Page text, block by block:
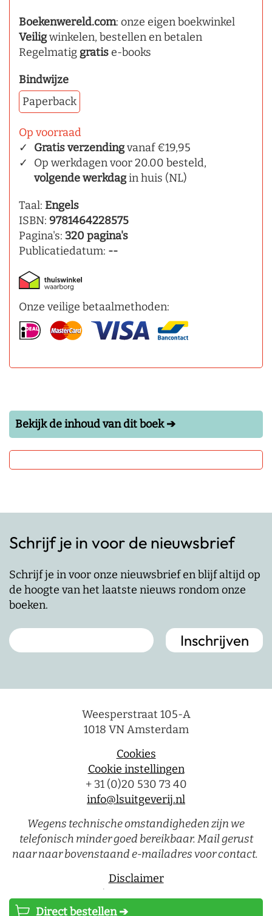
Direct bestellen ➔
Boekenwereld.com: onze eigen boekwinkel
Veiligwinkelen, bestellen en betalen
Regelmatig gratise-books
Bindwijze
Paperback
Op voorraad
Gratis verzendingvanaf €19,95
Op werkdagen voor 20.00 besteld,
volgende werkdagin huis (NL)
Taal: Engels
ISBN: 9781464228575
Pagina's: 320 pagina's
Publicatiedatum: --
Onze veilige betaalmethoden:
Bekijk de inhoud van dit boek ➔
Schrijf je in voor de nieuwsbrief
Schrijf je in voor onze nieuwsbrief en blijf altijd op
de hoogte van het laatste nieuws rondom onze
boeken.
Weesperstraat 105-A
1018 VN Amsterdam
Cookies
Cookie instellingen
+ 31 (0)20 530 73 40
info@lsuitgeverij.nl
Wegens technische omstandigheden zijn we
telefonisch minder goed bereikbaar. Mail gerust
naar naar bovenstaand e-mailadres voor contact.
Disclaimer
Privacystatement